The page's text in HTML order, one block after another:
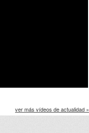
ver más vídeos de actualidad »